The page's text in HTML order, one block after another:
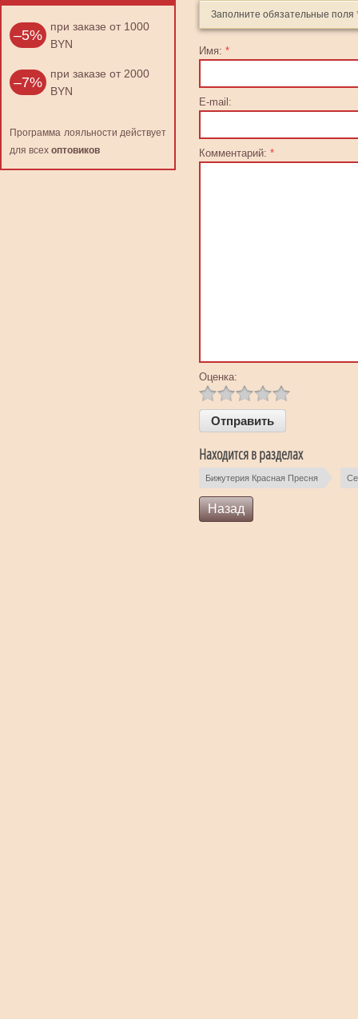
Заполните обязательные поля
Имя: *
E-mail:
Комментарий: *
Оценка:
Находится в разделах
Бижутерия Красная Пресня
Назад
–5%
при заказе от 1000
BYN
–7%
при заказе от 2000
BYN
Программа лояльности действует
для всех оптовиков